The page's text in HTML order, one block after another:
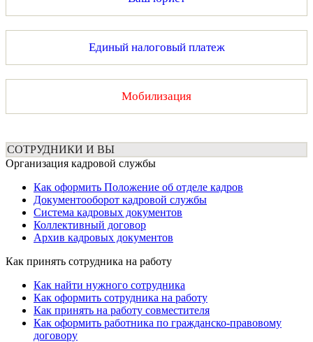
Единый налоговый платеж
Мобилизация
СОТРУДНИКИ И ВЫ
Организация кадровой службы
Как оформить Положение об отделе кадров
Документооборот кадровой службы
Система кадровых документов
Коллективный договор
Архив кадровых документов
Как принять сотрудника на работу
Как найти нужного сотрудника
Как оформить сотрудника на работу
Как принять на работу совместителя
Как оформить работника по гражданско-правовому
договору